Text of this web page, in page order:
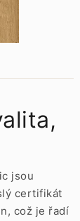
jsou
certifikát
což je řadí